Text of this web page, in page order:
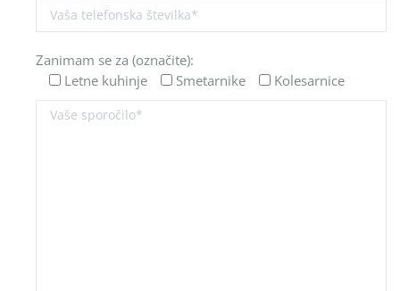
Zanimam se za (označite):
Letne kuhinje
Smetarnike Kolesarnice